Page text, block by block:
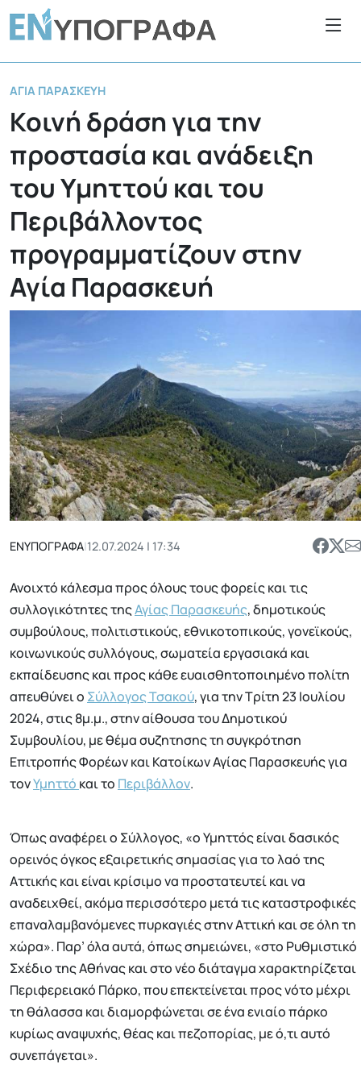
ΑΓΊΑ ΠΑΡΑΣΚΕΥΉ
Κοινή δράση για την
προστασία και ανάδειξη
του Υμηττού και του
Περιβάλλοντος
προγραμματίζουν στην
Αγία Παρασκευή
ΕΝΥΠΟΓΡΑΦΑ|12.07.2024 | 17:34
Ανοιχτό κάλεσμα προς όλους τους φορείς και τις
συλλογικότητες τηςΑγίας Παρασκευής, δημοτικούς
συμβούλους, πολιτιστικούς, εθνικοτοπικούς, γονεϊκούς,
κοινωνικούς συλλόγους, σωματεία εργασιακά και
εκπαίδευσης και προς κάθε ευαισθητοποιημένο πολίτη
απευθύνει ο Σύλλογος Τσακού, για την Τρίτη 23 Ιουλίου
2024, στις 8μ.μ., στην αίθουσα του Δημοτικού
Συμβουλίου, με θέμα συζητησης τη συγκρότηση
Επιτροπής Φορέων και Κατοίκων Αγίας Παρασκευής για
τονΥμηττό και το Περιβάλλον.
Όπως αναφέρει ο Σύλλογος, «ο Υμηττός είναι δασικός
ορεινός όγκος εξαιρετικής σημασίας για το λαό της
Αττικής και είναι κρίσιμο να προστατευτεί και να
αναδειχθεί, ακόμα περισσότερο μετά τις καταστροφικές
επαναλαμβανόμενες πυρκαγιές στην Αττική και σε όλη τη
χώρα». Παρ’ όλα αυτά, όπως σημειώνει, «στο Ρυθμιστικό
Σχέδιο της Αθήνας και στο νέο διάταγμα χαρακτηρίζεται
Περιφερειακό Πάρκο, που επεκτείνεται προς νότο μέχρι
τη θάλασσα και διαμορφώνεται σε ένα ενιαίο πάρκο
κυρίως αναψυχής, θέας και πεζοπορίας, με ό,τι αυτό
συνεπάγεται».